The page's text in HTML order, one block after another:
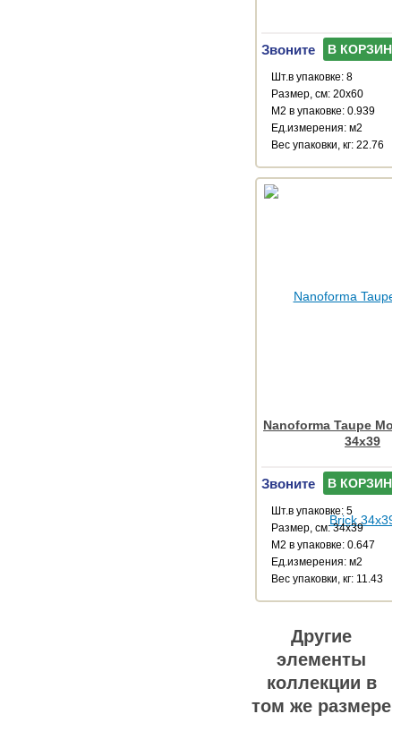
Звоните В КОРЗИНУ
Шт.в упаковке: 8
Размер, см: 20x60
М2 в упаковке: 0.939
Ед.измерения: м2
Веc упаковки, кг: 22.76
Nanoforma Taupe
34x39
Звоните В КОРЗИНУ
Шт.в упаковке: 5
Размер, см: 34x39
М2 в упаковке: 0.647
Ед.измерения: м2
Веc упаковки, кг: 11.43
Другие
элементы
коллекции в
том же размере